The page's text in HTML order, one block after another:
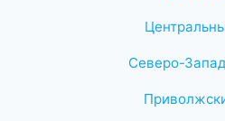
Северо-